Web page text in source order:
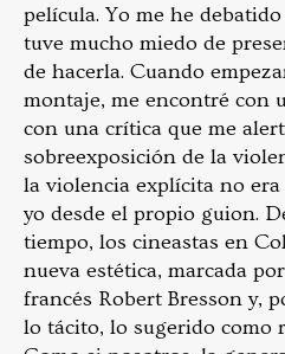
película. Yo me he
tuve mucho miedo de
de hacerla. Cuando
montaje, me encontré con
con una crítica que me
sobreexposición de la
la violencia explícita no
yo desde el propio guion.
tiempo, los cineastas en
nueva estética, marcada
francés Robert Bresson y,
lo tácito, lo sugerido como